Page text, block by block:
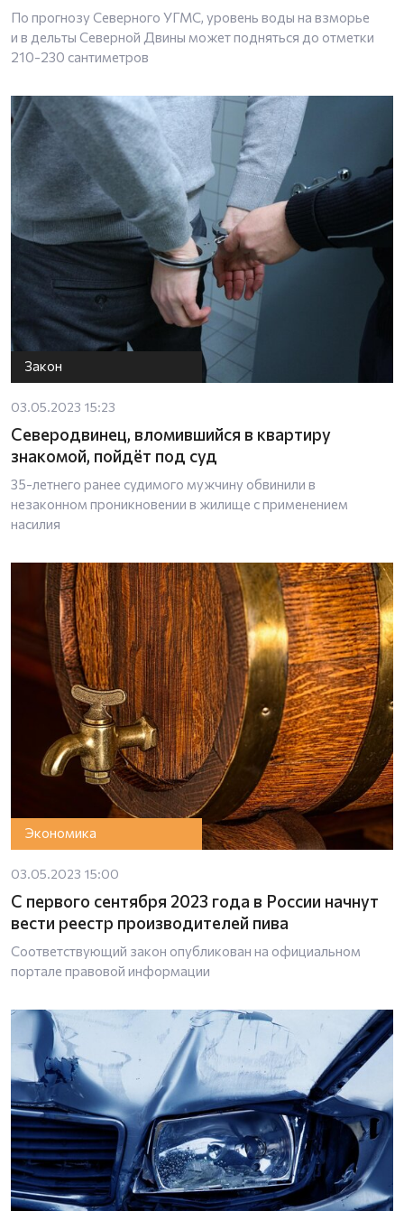
По прогнозу Северного УГМС, уровень воды на взморье
и в дельты Северной Двины может подняться до отметки
210-230 сантиметров
Закон
03.05.2023 15:23
Северодвинец, вломившийся в квартиру
знакомой, пойдёт под суд
35-летнего ранее судимого мужчину обвинили в
незаконном проникновении в жилище с применением
насилия
Экономика
03.05.2023 15:00
С первого сентября 2023 года в России начнут
вести реестр производителей пива
Соответствующий закон опубликован на официальном
портале правовой информации